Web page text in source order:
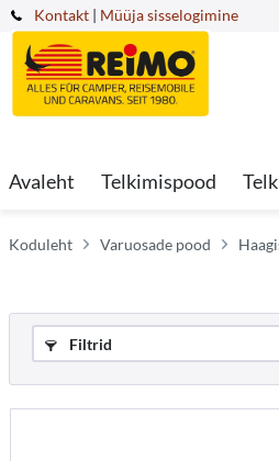
Kontakt | Müüja sisselogimine
Avaleht Telkimispood
Koduleht Varuosade pood
Filtrid